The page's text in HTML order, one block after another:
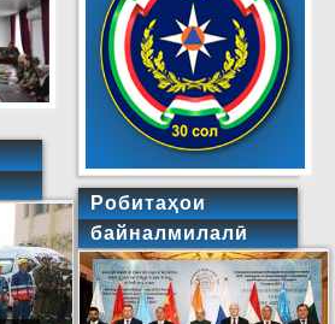
Робитаҳои
байналмилалӣ